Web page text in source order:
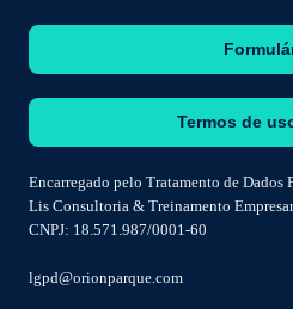
Termos de
Encarregado pelo Tratamento de Dados
Lis Consultoria & Treinamento
CNPJ: 18.571.987/0001-60
lgpd@orionparque.com